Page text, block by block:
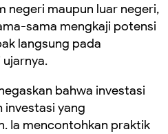
negeri maupun luar negeri,
sama mengkaji potensi
langsung pada
ujarnya.
bahwa investasi
investasi yang
Ia mencontohkan praktik